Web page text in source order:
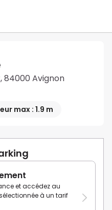
84000 Avignon
max : 1.9 m
et accédez au
à un tarif